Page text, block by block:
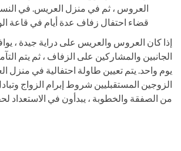
العروس ، ثم في منزل العريس. في
قضاء احتفال زفاف عدة أيام في قاعة
إذا كان العروس والعريس على دراية جيدة ،
الجانبين والمشاركين على الزفاف ، ثم يتم
يوم واحد. يتم تعيين طاولة احتفالية في منزل
الزوجين المستقبليين شروط إبرام الزواج وتبادل
من الصفقة والخطوبة ، يبدأون في الاستعداد